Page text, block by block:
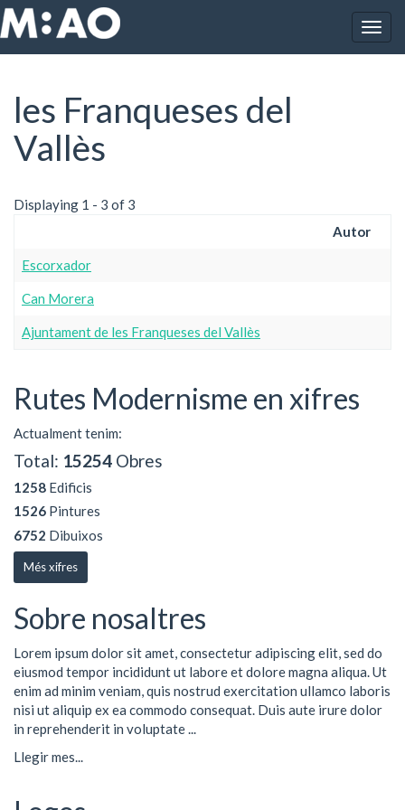
Vés al contingut
Inici les Franqueses del Vallès
les Franqueses del
Vallès
Displaying 1 - 3 of 3
Autor
Escorxador
Can Morera
Ajuntament de les Franqueses del Vallès
Rutes Modernisme en xifres
Actualment tenim:
Total: 15254 Obres
1258 Edificis
1526 Pintures
6752 Dibuixos
Més xifres
Sobre nosaltres
Lorem ipsum dolor sit amet, consectetur adipiscing elit, sed do
eiusmod tempor incididunt ut labore et dolore magna aliqua. Ut
enim ad minim veniam, quis nostrud exercitation ullamco laboris
nisi ut aliquip ex ea commodo consequat. Duis aute irure dolor
in reprehenderit in voluptate ...
Llegir mes...